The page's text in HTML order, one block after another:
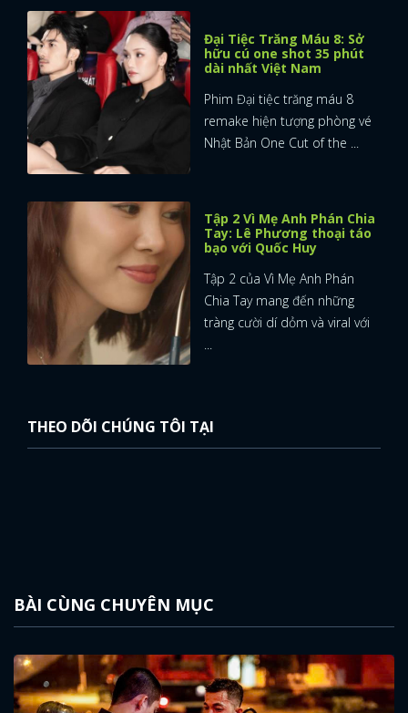
Đại Tiệc Trăng Máu 8: Sở
hữu cú one shot 35 phút
dài nhất Việt Nam
Phim Đại tiệc trăng máu 8
remake hiện tượng phòng vé
Nhật Bản One Cut of the ...
Tập 2 Vì Mẹ Anh Phán Chia
Tay: Lê Phương thoại táo
bạo với Quốc Huy
Tập 2 của Vì Mẹ Anh Phán
Chia Tay mang đến những
tràng cười dí dỏm và viral với
...
THEO DÕI CHÚNG TÔI TẠI
BÀI CÙNG CHUYÊN MỤC